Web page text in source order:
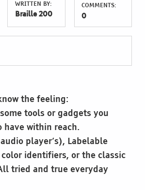
WRITTEN BY:
Braille 200
COMMENTS:
0
the feeling:
some tools or gadgets you
have within reach.
audio player’s), Labelable
identifiers, or the classic
tried and true everyday